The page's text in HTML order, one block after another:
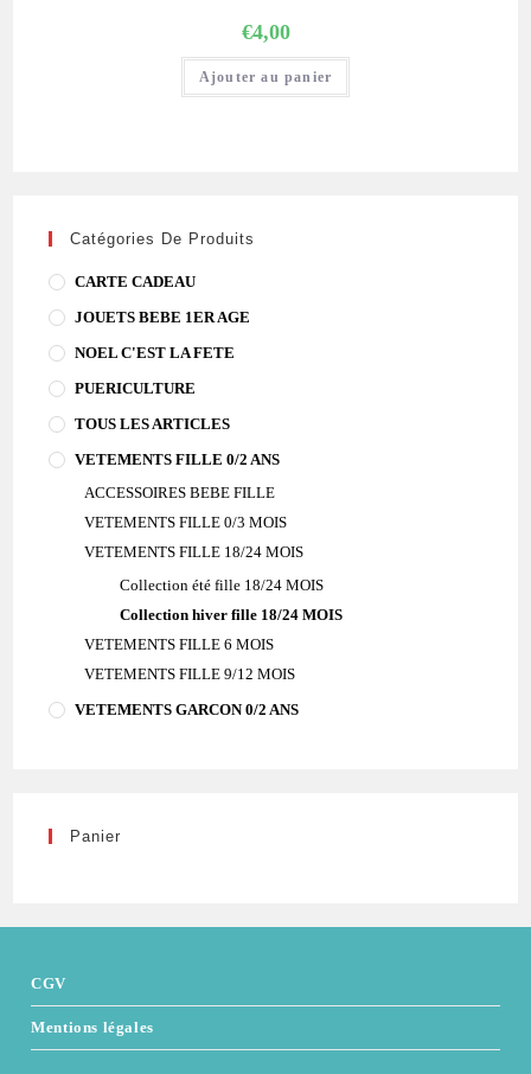
€4,00
Ajouter au panier
Catégories De Produits
CARTE CADEAU
JOUETS BEBE 1ER AGE
NOEL C'EST LA FETE
PUERICULTURE
TOUS LES ARTICLES
VETEMENTS FILLE 0/2 ANS
ACCESSOIRES BEBE FILLE
VETEMENTS FILLE 0/3 MOIS
VETEMENTS FILLE 18/24 MOIS
Collection été fille 18/24 MOIS
Collection hiver fille 18/24 MOIS
VETEMENTS FILLE 6 MOIS
VETEMENTS FILLE 9/12 MOIS
VETEMENTS GARCON 0/2 ANS
Panier
CGV
Mentions légales